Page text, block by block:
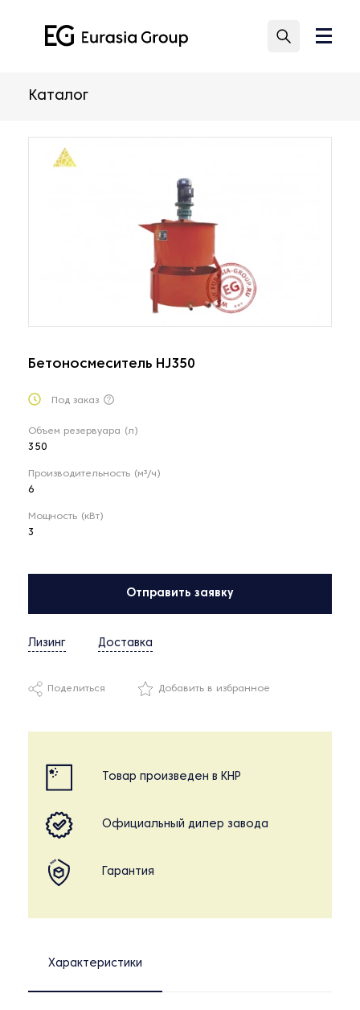
Каталог
Бетоносмеситель HJ350
Под заказ
Объем резервуара (л)
350
Производительность (м³/ч)
6
Мощность (кВт)
3
Отправить заявку
Лизинг Доставка
Поделиться Добавить в избранное
Товар произведен в КНР
Официальный дилер завода
Гарантия
Характеристики